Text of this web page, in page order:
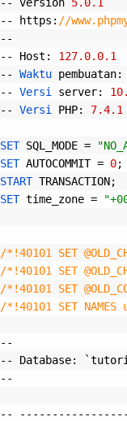
--
https : //
--
--
Host :
127.0.0.1
--
Waktu pembuatan:
--
Versi server:
--
Versi PHP: 7.4.1
SET SQL_MODE =
SET AUTOCOMMIT = 0;
START TRANSACTION;
SET time_zone =
/*!40101 SET
/*!40101 SET
/*!40101 SET
/*!40101 SET
--
--
Database: `
--
--